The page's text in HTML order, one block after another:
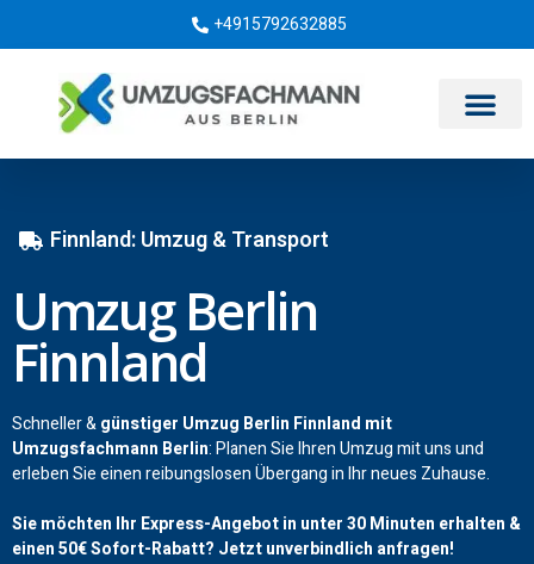
+4915792632885
Finnland: Umzug & Transport
Umzug Berlin
Finnland
Schneller &günstiger Umzug Berlin Finnland mit
Umzugsfachmann Berlin: Planen Sie Ihren Umzug mit uns und
erleben Sie einen reibungslosen Übergang in Ihr neues Zuhause.
Sie möchten Ihr Express-Angebot in unter 30 Minuten erhalten &
einen50€Sofort-Rabatt? Jetzt unverbindlich anfragen!